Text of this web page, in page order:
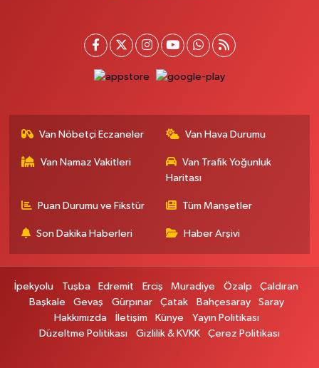
Gevaş Eczanesi
Orta Mahallesi, Sakarya Caddesi No:1 C Gevaş Van
Kamer Eczanesi
0 (432) 412 23 33 Yol Tarifi Al
Atabay Eczanesi
No:18 Çaldıran Van
0 (543) 564 72 82 Yol Tarifi Al
Emin Eczanesi
Mahmudiye Mahallesi, Semerkant Caddesi No:12 Özalp Van
0 (432) 712 22 75 Yol Tarifi Al
Van Nöbetçi Eczaneler Van Hava Durumu
Van Namaz Vakitleri
Van Trafik Yoğunluk
Haritası
Puan Durumu ve Fikstür Tüm Manşetler
Son Dakika Haberleri Haber Arşivi
İpekyolu Tuşba Edremit Erciş Muradiye Özalp
Çaldıran
Başkale
Gevaş Gürpınar Çatak Bahçesaray
Saray
Hakkımızda
İletişim Künye
Yayın Politikası
Düzeltme Politikası
Gizlilik & KVKK Çerez Politikası